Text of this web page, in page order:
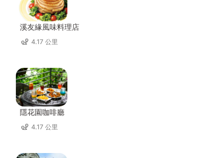
溪友緣風味料理店
4.17 公里
隱花園咖啡廳
4.17 公里